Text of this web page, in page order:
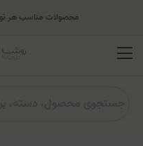
محصولات مناسب هر